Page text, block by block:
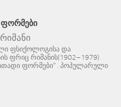
ᲤᲝᲠᲛᲔᲑᲘ
ფსიქოლოგისა და
ფრიც რიმანის(1902–1979)
ფორმები" . პოპულარული